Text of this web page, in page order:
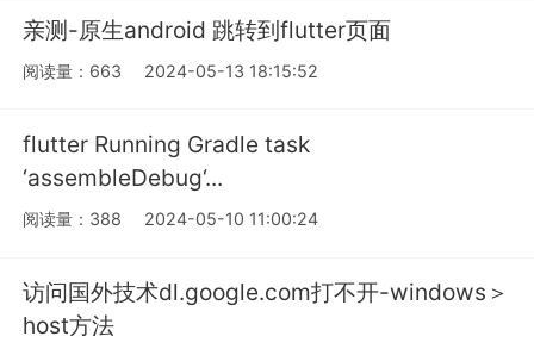
亲测-原生android 跳转到flutter页面
阅读量：663 2024-05-13 18:15:52
flutter Running Gradle task
‘assembleDebug‘...
阅读量：388 2024-05-10 11:00:24
访问国外技术dl.google.com打不开-windows＞
host方法